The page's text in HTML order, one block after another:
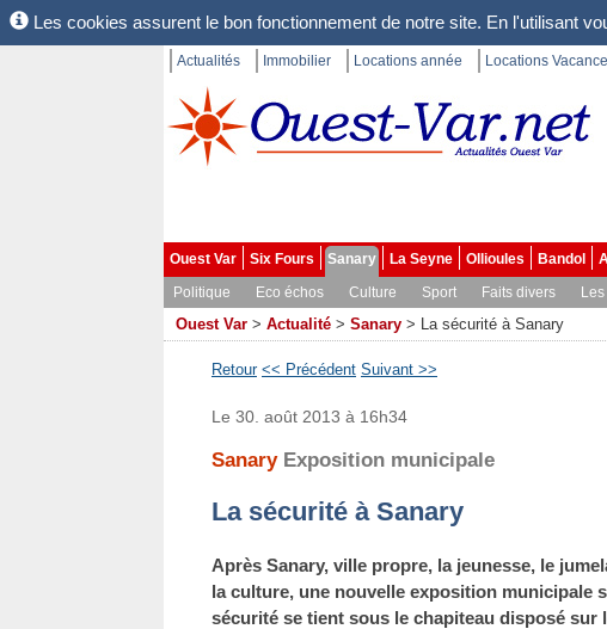
Les cookies assurent le bon fonctionnement de notre site. En l'utilisant
Actualités Immobilier Locations année Locations
Ouest Var Six Fours Sanary La Seyne Ollioules Bandol
Politique
Eco échos Culture Sport Faits divers
Ouest Var > Actualité > Sanary > La sécurité à Sanary
Retour << Précédent Suivant >>
Le 30. août 2013 à 16h34
Sanary Exposition municipale
La sécurité à Sanary
Après Sanary, ville propre, la jeunesse, le
la culture, une nouvelle exposition municipale
sécurité se tient sous le chapiteau disposé sur